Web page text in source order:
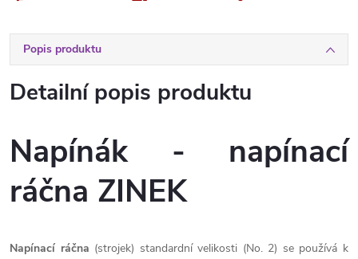
Popis produktu
Detailní popis produktu
Napínák - napínací
ráčna ZINEK
Napínací ráčna (strojek) standardní velikosti (No. 2) se používá k